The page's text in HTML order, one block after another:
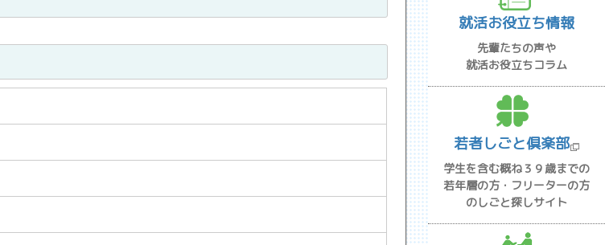
就活お役立ち情報
先輩たちの声や
就活お役立ちコラム
若者しごと倶楽部
学生を含む概ね３９歳までの
若年層の方・フリーターの方
のしごと探しサイト